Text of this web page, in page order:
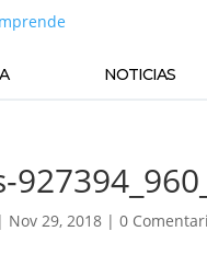
NOTICIAS
| Nov 29, 2018 |0